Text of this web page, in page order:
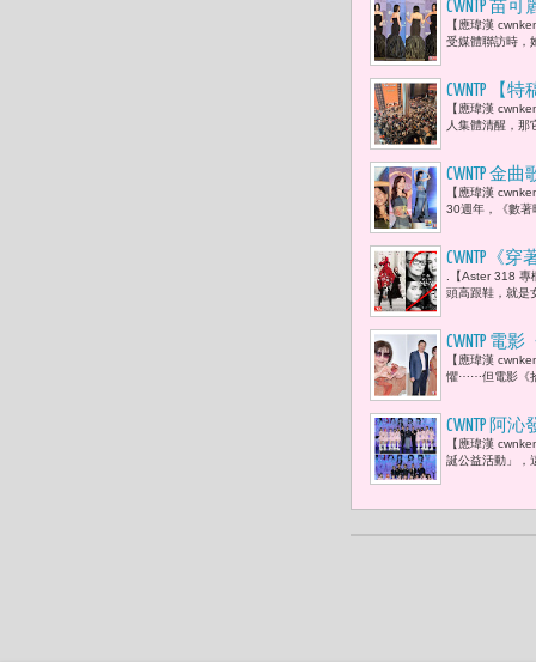
CWNTP 苗
審主席 簡
【應瑋漢
受媒體聯訪時，
CWNTP 【
成功後，
【應瑋漢
人集體清醒，那
CWNTP 金
台，都算
【應瑋漢
30週年，《數著
CWNTP《
娜·溫圖（
.【Aster 318
頭高跟鞋，就是
CWNTP 電
命裡失去
【應瑋漢
懼⋯⋯但電影《
CWNTP 阿
量溫暖串
【應瑋漢
誕公益活動」，